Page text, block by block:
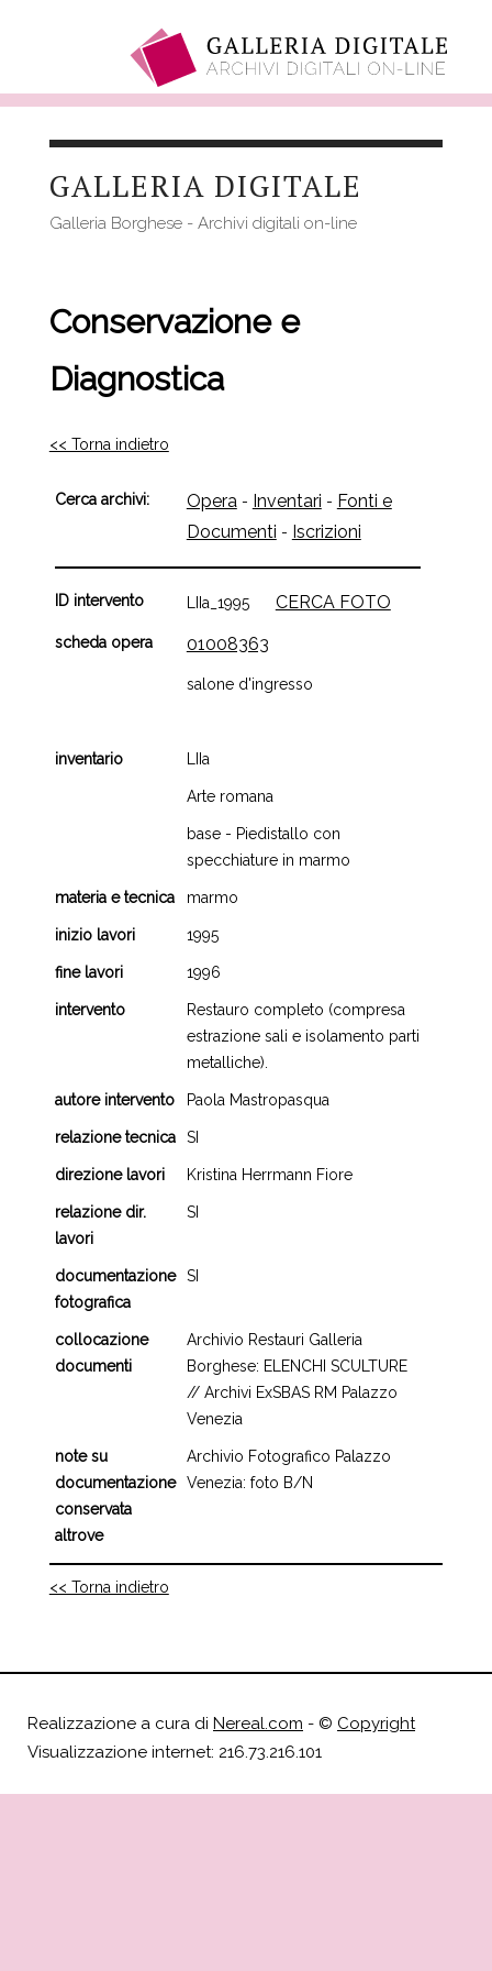
contenutoGALLERIA DIGITALE
Galleria Borghese - Archivi digitali on-line
Conservazione e
Diagnostica
<< Torna indietro
Cerca archivi: Opera - Inventari - Fonti e
Documenti - Iscrizioni
ID intervento LIIa_1995 CERCA FOTO
scheda opera 01008363
salone d'ingresso
inventario LIIa
Arte romana
base - Piedistallo con
specchiature in marmo
materia e tecnica marmo
inizio lavori 1995
fine lavori 1996
intervento
Restauro completo (compresa
estrazione sali e isolamento parti
metalliche).
autore intervento Paola Mastropasqua
relazione tecnica SI
direzione lavori Kristina Herrmann Fiore
relazione dir.
lavori
SI
documentazione
fotografica
SI
collocazione
documenti
Archivio Restauri Galleria
Borghese: ELENCHI SCULTURE
// Archivi ExSBAS RM Palazzo
Venezia
note su
documentazione
conservata
altrove
Archivio Fotografico Palazzo
Venezia: foto B/N
<< Torna indietro
Realizzazione a cura di Nereal.com - © Copyright
Visualizzazione internet: 216.73.216.101